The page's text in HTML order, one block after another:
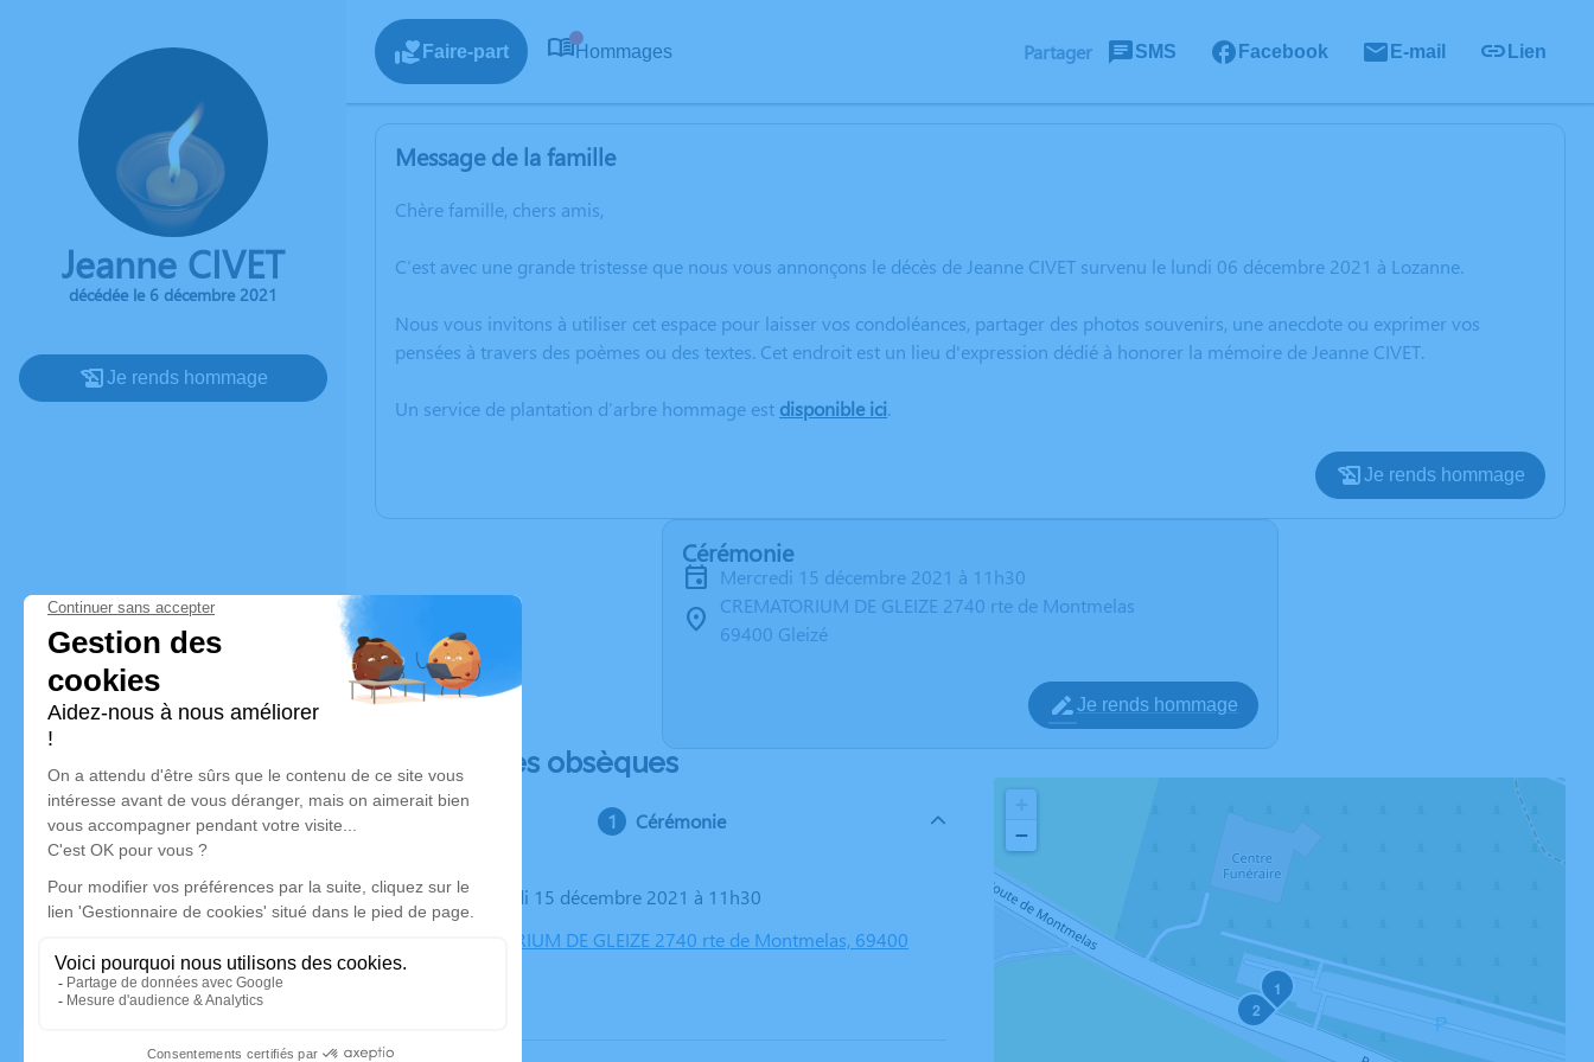
Jeanne CIVET
décédée le 6 décembre 2021
Je rends hommage
Faire-part Hommages Partager SMS Facebook E-mail Lien
Message de la famille
Chère famille, chers amis,
C’est avec une grande tristesse que nous vous annonçons le décès de Jeanne CIVET survenu le lundi 06 décembre 2021 à Lozanne.
Nous vous invitons à utiliser cet espace pour laisser vos condoléances, partager des photos souvenirs, une anecdote ou exprimer vos
pensées à travers des poèmes ou des textes. Cet endroit est un lieu d'expression dédié à honorer la mémoire de Jeanne CIVET.
Un service de plantation d’arbre hommage est disponible ici.
Je rends hommage
Cérémonie
mercredi 15 décembre 2021 à 11h30
CREMATORIUM DE GLEIZE 2740 rte de Montmelas
69400 Gleizé
Je rends hommage
Déroulé des obsèques
Cérémonie
Le mercredi 15 décembre 2021 à 11h30
CREMATORIUM DE GLEIZE 2740 rte de Montmelas, 69400
1
2
−